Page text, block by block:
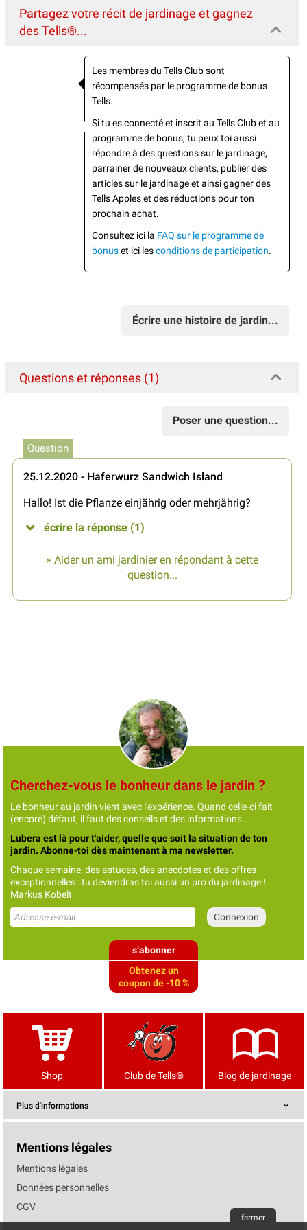
Partagez votre récit de jardinage et gagnez
des Tells®...
Les membres du Tells Club sont
récompensés par le programme de bonus
Tells.
Si tu es connecté et inscrit au Tells Club et au
programme de bonus, tu peux toi aussi
répondre à des questions sur le jardinage,
parrainer de nouveaux clients, publier des
articles sur le jardinage et ainsi gagner des
Tells Apples et des réductions pour ton
prochain achat.
Consultez ici la FAQ sur le programme de
bonuset ici lesconditions de participation.
Écrire une histoire de jardin...
Questions et réponses (1)
Poser une question...
Question
25.12.2020 - Haferwurz Sandwich Island
Hallo! Ist die Pflanze einjährig oder mehrjährig?
écrire la réponse (1)
» Aider un ami jardinier en répondant à cette
question...
Cherchez-vous le bonheur dans le jardin ?
Le bonheur au jardin vient avec l'expérience. Quand celle-ci fait
(encore) défaut, il faut des conseils et des informations...
Lubera est là pour t'aider, quelle que soit la situation de ton
jardin. Abonne-toi dès maintenant à ma newsletter.
Chaque semaine, des astuces, des anecdotes et des offres
exceptionnelles : tu deviendras toi aussi un pro du jardinage !
Markus Kobelt
s’abonner
Obtenez un
coupon de -10 %
Shop Club de Tells® Blog de jardinage
Plus d'informations
Mentions légales
Mentions légales
Données personnelles
CGV
fermer